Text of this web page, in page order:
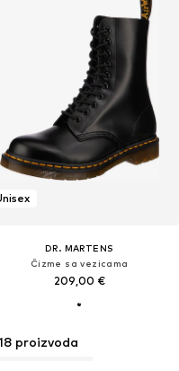
DR. MARTENS
Čizme sa vezicama
209,00 €
proizvoda